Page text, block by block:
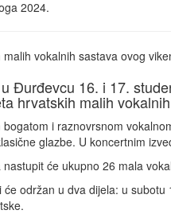
2024.
vokalnih sastava ovog
Đurđevcu 16. i 17.
hrvatskih malih
i raznovrsnom
glazbe. U koncertnim
će ukupno 26 mala
će održan u dva dijela: u